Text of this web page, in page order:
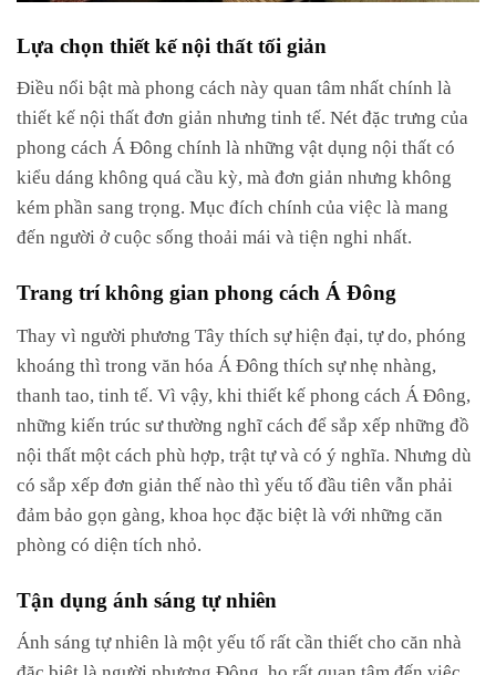
Lựa chọn thiết kế nội thất tối giản
Điều nổi bật mà phong cách này quan tâm nhất chính là
thiết kế nội thất đơn giản nhưng tinh tế. Nét đặc trưng của
phong cách Á Đông chính là những vật dụng nội thất có
kiểu dáng không quá cầu kỳ, mà đơn giản nhưng không
kém phần sang trọng. Mục đích chính của việc là mang
đến người ở cuộc sống thoải mái và tiện nghi nhất.
Trang trí không gian phong cách Á Đông
Thay vì người phương Tây thích sự hiện đại, tự do, phóng
khoáng thì trong văn hóa Á Đông thích sự nhẹ nhàng,
thanh tao, tinh tế. Vì vậy, khi thiết kế phong cách Á Đông,
những kiến trúc sư thường nghĩ cách để sắp xếp những đồ
nội thất một cách phù hợp, trật tự và có ý nghĩa. Nhưng dù
có sắp xếp đơn giản thế nào thì yếu tố đầu tiên vẫn phải
đảm bảo gọn gàng, khoa học đặc biệt là với những căn
phòng có diện tích nhỏ.
Tận dụng ánh sáng tự nhiên
Ánh sáng tự nhiên là một yếu tố rất cần thiết cho căn nhà
đặc biệt là người phương Đông, họ rất quan tâm đến việc